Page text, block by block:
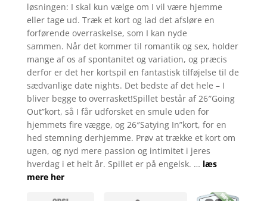
løsningen: I skal kun vælge om I vil være hjemme
eller tage ud. Træk et kort og lad det afsløre en
forførende overraskelse, som I kan nyde
sammen. Når det kommer til romantik og sex, holder
mange af os af spontanitet og variation, og præcis
derfor er det her kortspil en fantastisk tilføjelse til de
sædvanlige date nights. Det bedste af det hele – I
bliver begge to overrasket!Spillet består af 26″Going
Out”kort, så I får udforsket en smule uden for
hjemmets fire vægge, og 26″Satying In”kort, for en
hed stemning derhjemme. Prøv at trække et kort om
ugen, og nyd mere passion og intimitet i jeres
hverdag i et helt år. Spillet er på engelsk. … læs
mere her